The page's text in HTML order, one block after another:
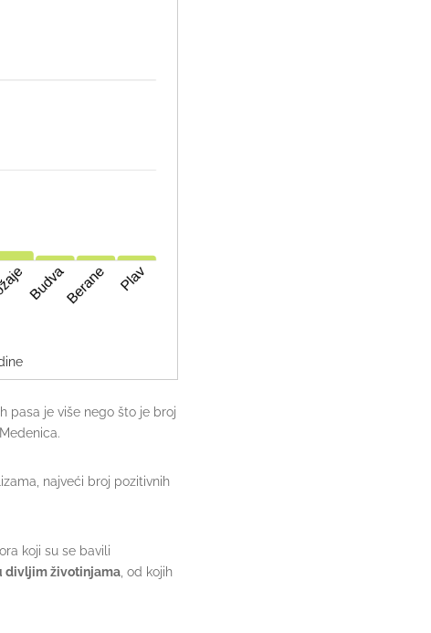
pasa je više nego što je broj
najveći broj pozitivnih
koji su se bavili
divljim životinjama , od kojih